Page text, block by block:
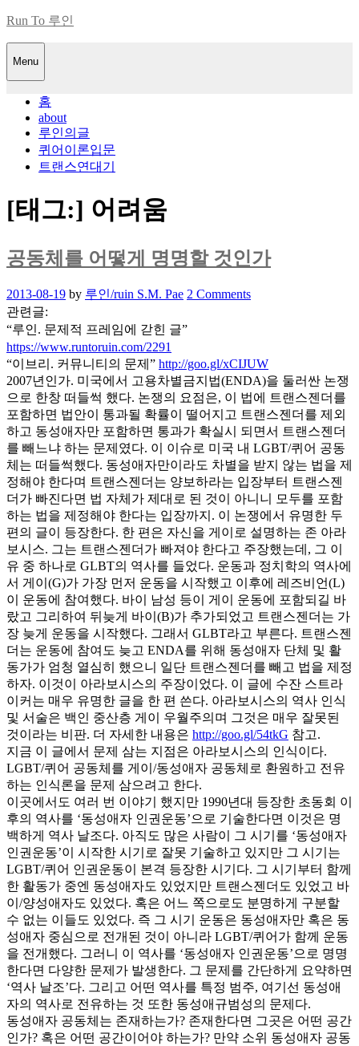
Skip
content
Run To 루인
Menu
홈
about
루인의글
퀴어이론입문
트랜스연대기
[태그:] 어려움
공동체를 어떻게 명명할 것인가
Posted
on
2013-08-19 by 루인/ruin S.M. Pae 2 Comments
관련글:
“루인. 문제적 프레임에 갇힌 글”
https://www.runtoruin.com/2291
“이브리. 커뮤니티의 문제” http://goo.gl/xCIJUW
2007년인가. 미국에서 고용차별금지법(ENDA)을 둘러싼 논쟁
으로 한창 떠들썩 했다. 논쟁의 요점은, 이 법에 트랜스젠더를
포함하면 법안이 통과될 확률이 떨어지고 트랜스젠더를 제외
하고 동성애자만 포함하면 통과가 확실시 되면서 트랜스젠더
를 빼느냐 하는 문제였다. 이 이슈로 미국 내 LGBT/퀴어 공동
체는 떠들썩했다. 동성애자만이라도 차별을 받지 않는 법을 제
정해야 한다며 트랜스젠더는 양보하라는 입장부터 트랜스젠
더가 빠진다면 법 자체가 제대로 된 것이 아니니 모두를 포함
하는 법을 제정해야 한다는 입장까지. 이 논쟁에서 유명한 두
편의 글이 등장한다. 한 편은 자신을 게이로 설명하는 존 아라
보시스. 그는 트랜스젠더가 빠져야 한다고 주장했는데, 그 이
유 중 하나로 GLBT의 역사를 들었다. 운동과 정치학의 역사에
서 게이(G)가 가장 먼저 운동을 시작했고 이후에 레즈비언(L)
이 운동에 참여했다. 바이 남성 등이 게이 운동에 포함되길 바
랐고 그리하여 뒤늦게 바이(B)가 추가되었고 트랜스젠더는 가
장 늦게 운동을 시작했다. 그래서 GLBT라고 부른다. 트랜스젠
더는 운동에 참여도 늦고 ENDA를 위해 동성애자 단체 및 활
동가가 엄청 열심히 했으니 일단 트랜스젠더를 빼고 법을 제정
하자. 이것이 아라보시스의 주장이었다. 이 글에 수잔 스트라
이커는 매우 유명한 글을 한 편 쓴다. 아라보시스의 역사 인식
및 서술은 백인 중산층 게이 우월주의며 그것은 매우 잘못된
것이라는 비판. 더 자세한 내용은 http://goo.gl/54tkG 참고.
지금 이 글에서 문제 삼는 지점은 아라보시스의 인식이다.
LGBT/퀴어 공동체를 게이/동성애자 공동체로 환원하고 전유
하는 인식론을 문제 삼으려고 한다.
이곳에서도 여러 번 이야기 했지만 1990년대 등장한 초동회 이
후의 역사를 ‘동성애자 인권운동’으로 기술한다면 이것은 명
백하게 역사 날조다. 아직도 많은 사람이 그 시기를 ‘동성애자
인권운동’이 시작한 시기로 잘못 기술하고 있지만 그 시기는
LGBT/퀴어 인권운동이 본격 등장한 시기다. 그 시기부터 함께
한 활동가 중엔 동성애자도 있었지만 트랜스젠더도 있었고 바
이/양성애자도 있었다. 혹은 어느 쪽으로도 분명하게 구분할
수 없는 이들도 있었다. 즉 그 시기 운동은 동성애자만 혹은 동
성애자 중심으로 전개된 것이 아니라 LGBT/퀴어가 함께 운동
을 전개했다. 그러니 이 역사를 ‘동성애자 인권운동’으로 명명
한다면 다양한 문제가 발생한다. 그 문제를 간단하게 요약하면
‘역사 날조’다. 그리고 어떤 역사를 특정 범주, 여기선 동성애
자의 역사로 전유하는 것 또한 동성애규범성의 문제다.
동성애자 공동체는 존재하는가? 존재한다면 그곳은 어떤 공간
인가? 혹은 어떤 공간이어야 하는가? 만약 소위 동성애자 공동